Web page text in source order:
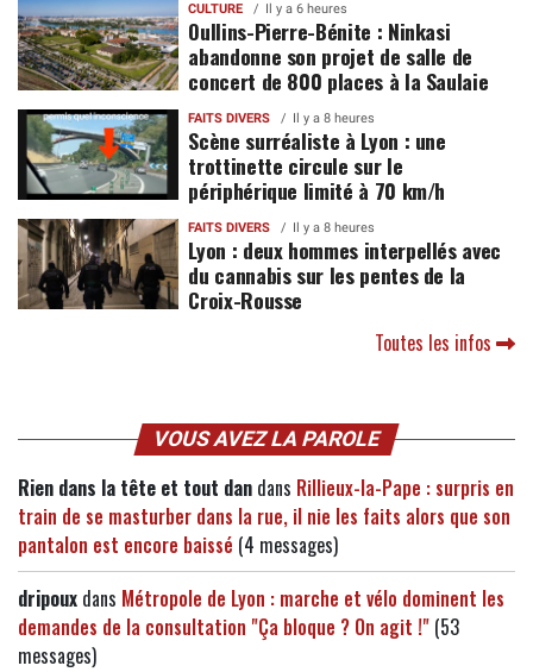
CULTURE Il y a 6 heures
Oullins-Pierre-Bénite : Ninkasi
abandonne son projet de salle de
concert de 800 places à la Saulaie
FAITS DIVERS Il y a 8 heures
Scène surréaliste à Lyon : une
trottinette circule sur le
périphérique limité à 70 km/h
FAITS DIVERS Il y a 8 heures
Lyon : deux hommes interpellés avec
du cannabis sur les pentes de la
Croix-Rousse
Toutes les infos
VOUS AVEZ LA PAROLE
Rien dans la tête et tout dan dans Rillieux-la-Pape : surpris en
train de se masturber dans la rue, il nie les faits alors que son
pantalon est encore baissé (4 messages)
dripoux dans Métropole de Lyon : marche et vélo dominent les
demandes de la consultation "Ça bloque ? On agit !" (53
messages)